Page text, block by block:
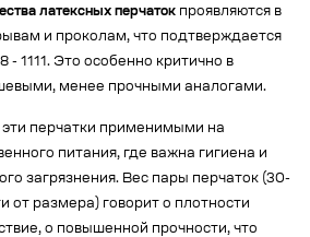
латексных перчаток проявляются в
и проколам, что подтверждается
1111. Это особенно критично в
менее прочными аналогами.
перчатки применимыми на
питания, где важна гигиена и
загрязнения. Вес пары перчаток (30-
от размера) говорит о плотности
о повышенной прочности, что